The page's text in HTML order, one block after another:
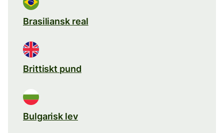
Brasiliansk real
Brittiskt pund
Bulgarisk lev